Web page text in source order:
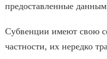
предоставленные данным
Субвенции имеют свою
частности, их нередко